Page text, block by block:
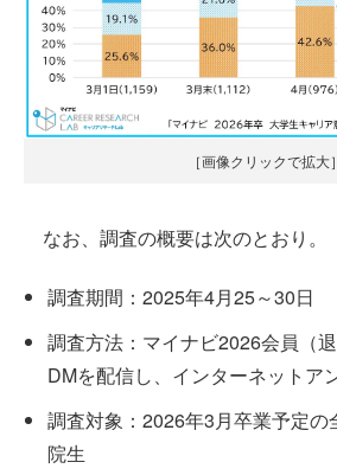
［画像クリックで拡大］
なお、調査の概要は次のとおり。
調査期間：2025年4月25～30日
調査方法：マイナビ2026会員（
DMを配信し、インターネットア
調査対象：2026年3月卒業予定の
院生